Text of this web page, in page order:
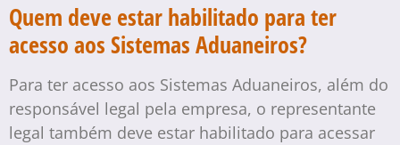
Quem deve estar habilitado para ter
acesso aos Sistemas Aduaneiros?
Para ter acesso aos Sistemas Aduaneiros, além do
responsável legal pela empresa, o representante
legal também deve estar habilitado para acessar